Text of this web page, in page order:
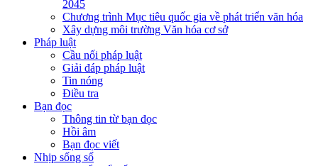
2045
Chương trình Mục tiêu quốc gia về phát triển văn hóa
Xây dựng môi trường Văn hóa cơ sở
Pháp luật
Cầu nối pháp luật
Giải đáp pháp luật
Tin nóng
Điều tra
Bạn đọc
Thông tin từ bạn đọc
Hồi âm
Bạn đọc viết
Nhịp sống số